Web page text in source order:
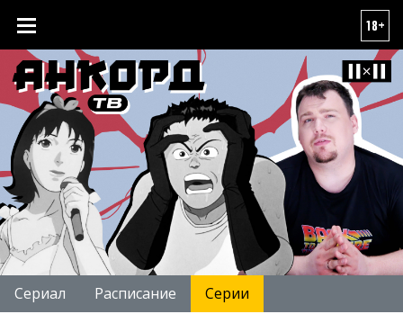
18+
Сериал Расписание Серии